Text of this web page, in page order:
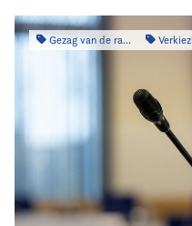
Gezag van de raad